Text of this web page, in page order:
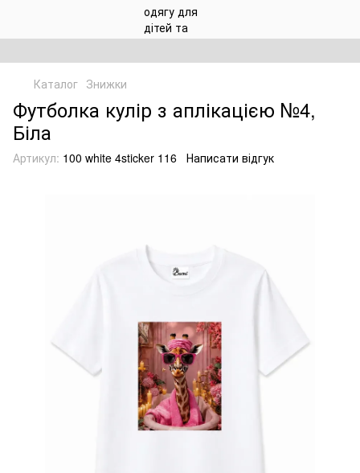
Каталог Знижки
Футболка кулір з аплікацією №4,
Біла
Артикул: 100 white 4sticker 116 Написати відгук